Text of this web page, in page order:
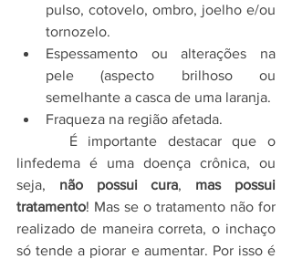
pulso, cotovelo, ombro, joelho e/ou
tornozelo.
Espessamento ou alterações na
pele (aspecto brilhoso ou
semelhante a casca de uma laranja.
Fraqueza na região afetada.
linfedema é uma doença crônica, ou
seja, não possui cura, mas possui
tratamento! Mas se o tratamento não for
realizado de maneira correta, o inchaço
só tende a piorar e aumentar. Por isso é